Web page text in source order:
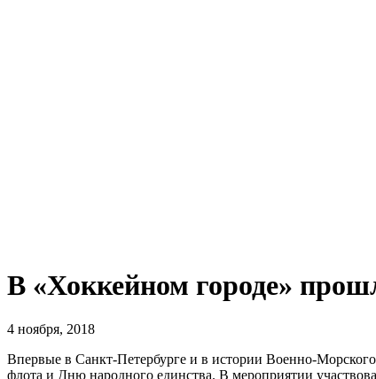
В «Хоккейном городе»
4 ноября, 2018
Впервые в Санкт-Петербурге и в истории Военно-
флота и Дню народного единства. В мероприятии